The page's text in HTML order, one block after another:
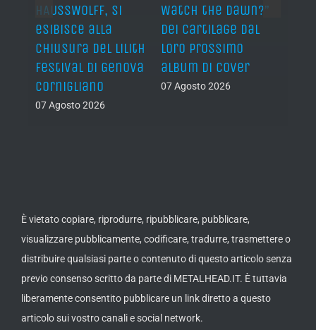
HAUSSWOLFF, si
esibisce alla
chiusura del Lilith
Festival di Genova
Cornigliano
07 Agosto 2026
Watch the Dawn?”
dei Cartilage dal
loro prossimo
album di cover
07 Agosto 2026
È vietato copiare, riprodurre, ripubblicare, pubblicare,
visualizzare pubblicamente, codificare, tradurre, trasmettere o
distribuire qualsiasi parte o contenuto di questo articolo senza
previo consenso scritto da parte di METALHEAD.IT. È tuttavia
liberamente consentito pubblicare un link diretto a questo
articolo sui vostro canali e social network.